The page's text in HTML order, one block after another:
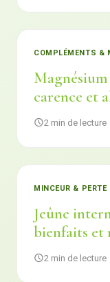
COMPLÉMENTS &
carence et
2 min de lecture
MINCEUR & PERTE
Jeûne
bienfaits et
2 min de lecture